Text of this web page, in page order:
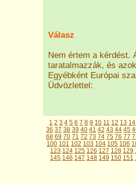
Válasz
Nem értem a kérdést.
taratalmazzák, és
Egyébként Európai
Üdvözlettel:
1 2 3 4 5 6 7 8 9 10 11 12 13 14
36 37 38 39 40 41 42 43 44 45
68 69 70 71 72 73 74 75 76 77
100 101 102 103 104 105 106
123 124 125 126 127 128 129
145 146 147 148 149 150 151